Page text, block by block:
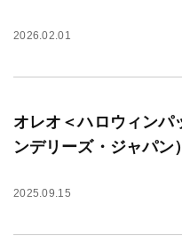
2026.02.01
オレオ＜ハロウィン
ンデリーズ・ジャパ
2025.09.15